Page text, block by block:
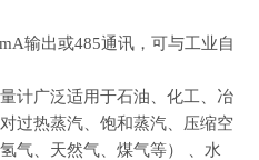
输出或485通讯，可与工业自
计广泛适用于石油、化工、冶
过热蒸汽、饱和蒸汽、压缩空
气、天然气、煤气等） 、水